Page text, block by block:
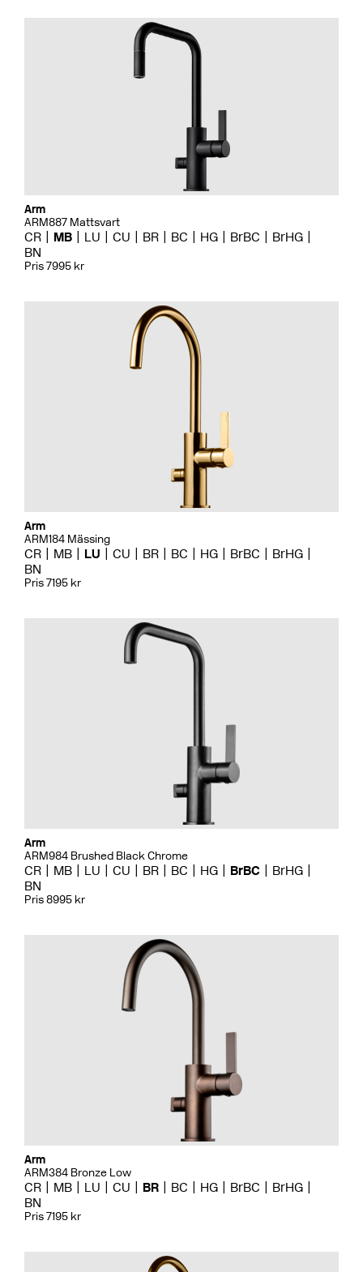
Arm
ARM887 Mattsvart
CR MB LU CU BR BC HG BrBC
BrHG
BN
Pris 7995 kr
Arm
ARM184 Mässing
CR MB LU CU BR BC HG BrBC
BrHG
BN
Pris 7195 kr
Arm
ARM984 Brushed Black Chrome
CR MB LU CU BR BC HG BrBC
BrHG
BN
Pris 8995 kr
Arm
ARM384 Bronze Low
CR MB LU CU BR BC HG BrBC
BrHG
BN
Pris 7195 kr